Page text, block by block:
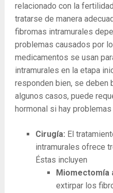
relacionado con la
tratarse de manera
fibromas intramurales
problemas causados ​​por
medicamentos se usan
intramurales en la etapa
responden bien, se deben
algunos casos, puede
hormonal si hay
Cirugía: El
intramurales ofrece
Éstas incluyen
Miomectomía
extirpar los